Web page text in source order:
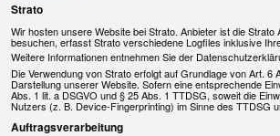
Strato
Wir hosten unsere Website bei Strato. Anbieter ist die
besuchen, erfasst Strato verschiedene Logfiles inklusive
Weitere Informationen entnehmen Sie der
Die Verwendung von Strato erfolgt auf Grundlage von Art.
Darstellung unserer Website. Sofern eine entsprechende
Abs. 1 lit. a DSGVO und § 25 Abs. 1 TTDSG, soweit die
Nutzers (z. B. Device-Fingerprinting) im Sinne des TTDSG
Auftragsverarbeitung